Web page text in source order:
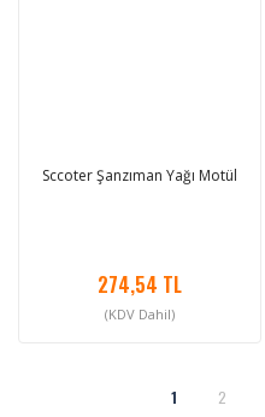
Sccoter Şanzıman Yağı Motül
274,54 TL
(KDV Dahil)
1 2